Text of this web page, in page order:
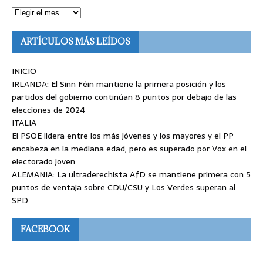
ARTÍCULOS MÁS LEÍDOS
INICIO
IRLANDA: El Sinn Féin mantiene la primera posición y los
partidos del gobierno continúan 8 puntos por debajo de las
elecciones de 2024
ITALIA
El PSOE lidera entre los más jóvenes y los mayores y el PP
encabeza en la mediana edad, pero es superado por Vox en el
electorado joven
ALEMANIA: La ultraderechista AfD se mantiene primera con 5
puntos de ventaja sobre CDU/CSU y Los Verdes superan al
SPD
FACEBOOK